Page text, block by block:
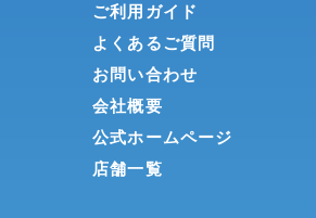
ご利用ガイド
よくあるご質問
お問い合わせ
会社概要
公式ホームページ
店舗一覧